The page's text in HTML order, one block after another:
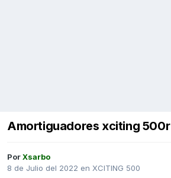
Amortiguadores xciting 500r
PorXsarbo
8 de Julio del 2022 en XCITING 500